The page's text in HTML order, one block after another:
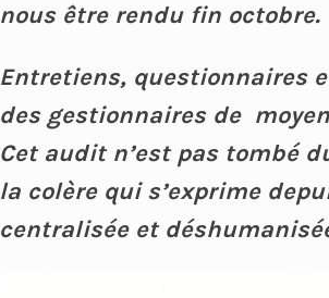
nous être rendu fin octobre.
Entretiens, questionnaires
des gestionnaires de
Cet audit n’est pas tombé
la colère qui s’exprime
centralisée et